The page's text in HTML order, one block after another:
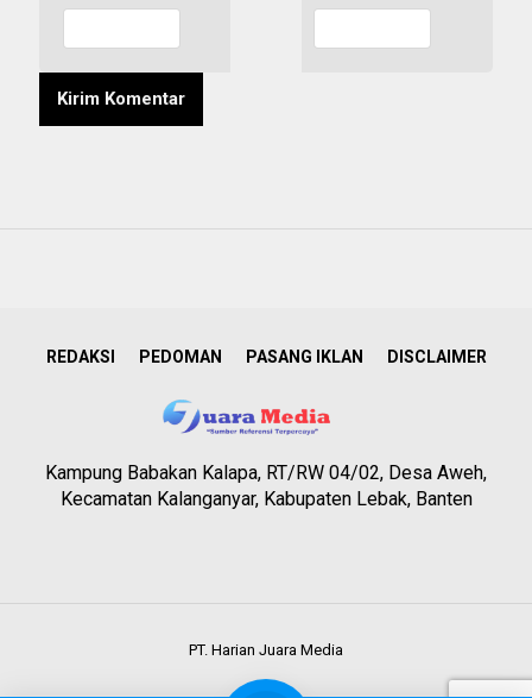
REDAKSI PEDOMAN PASANG IKLAN DISCLAIMER
Kampung Babakan Kalapa, RT/RW 04/02, Desa Aweh,
Kecamatan Kalanganyar, Kabupaten Lebak, Banten
PT. Harian Juara Media